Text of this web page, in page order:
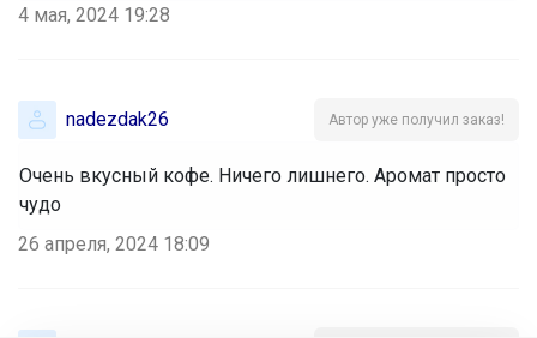
4 мая, 2024 19:28
nadezdak26 Автор уже получил заказ!
Очень вкусный кофе. Ничего лишнего. Аромат просто
чудо
26 апреля, 2024 18:09